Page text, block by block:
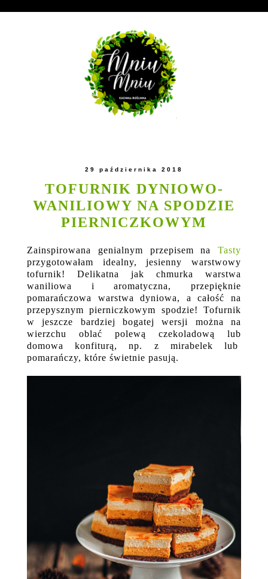
29 października 2018
TOFURNIK DYNIOWO-
WANILIOWY NA SPODZIE
PIERNICZKOWYM
Zainspirowana genialnym przepisem na Tasty
przygotowałam idealny, jesienny warstwowy
tofurnik! Delikatna jak chmurka warstwa
waniliowa i aromatyczna, przepięknie
pomarańczowa warstwa dyniowa, a całość na
przepysznym pierniczkowym spodzie! Tofurnik
w jeszcze bardziej bogatej wersji można na
wierzchu oblać polewą czekoladową lub
domowa konfiturą, np. z mirabelek lub
pomarańczy, które świetnie pasują.